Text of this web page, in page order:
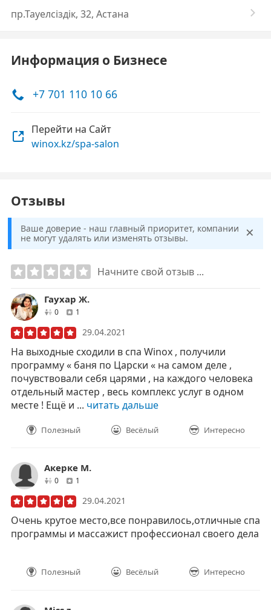
пр.Тауелсiздiк, 32, Астана
Информация о Бизнесе
+7 701 110 10 66
Перейти на Сайт
winox.kz/spa-salon
Отзывы
Ваше доверие - наш главный приоритет, компании
не могут удалять или изменять отзывы.
×
Начните свой отзыв ...
Гаухар Ж.
0друзей1
29.04.2021
На выходные сходили в спа Winox , получили
программу « баня по Царски « на самом деле ,
почувствовали себя царями , на каждого человека
отдельный мастер , весь комплекс услуг в одном
месте ! Ещё и ... читать дальше
Полезный Весёлый Интересно
Акерке M.
0друзей1
29.04.2021
Очень крутое место,все понравилось,отличные спа
программы и массажист профессионал своего дела
Полезный Весёлый Интересно